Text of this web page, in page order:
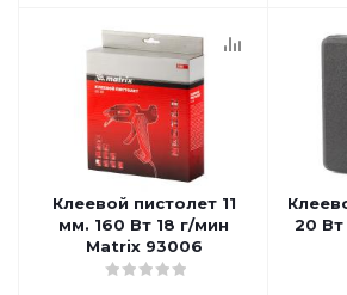
Клеевой пистолет 11
мм. 160 Вт 18 г/мин
Matrix 93006
20 Вт